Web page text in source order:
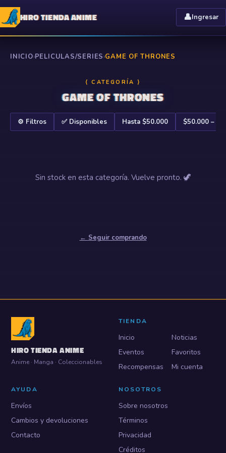
HIRO TIENDA ANIME 👤Ingresar
INICIO›PELICULAS/SERIES›GAME OF THRONES
⟨ CATEGORÍA ⟩
GAME OF THRONES
⚙️ Filtros ✅ Disponibles Hasta $50.000 $50.000 –
Sin stock en esta categoría. Vuelve pronto. 🦖
← Seguir comprando
HIRO TIENDA ANIME
Anime · Manga · Coleccionables
TIENDA
Inicio
Noticias
Eventos
Favoritos
Recompensas
Mi cuenta
AYUDA
Envíos
Cambios y devoluciones
Contacto
NOSOTROS
Sobre nosotros
Términos
Privacidad
Créditos